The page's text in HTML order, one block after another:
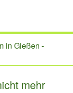
in Gießen -
mehr